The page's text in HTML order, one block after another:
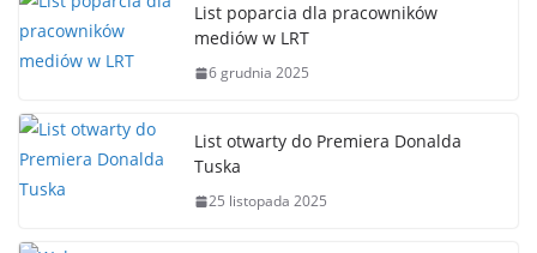
List poparcia dla pracowników
mediów w LRT
6 grudnia 2025
List otwarty do Premiera Donalda
Tuska
25 listopada 2025